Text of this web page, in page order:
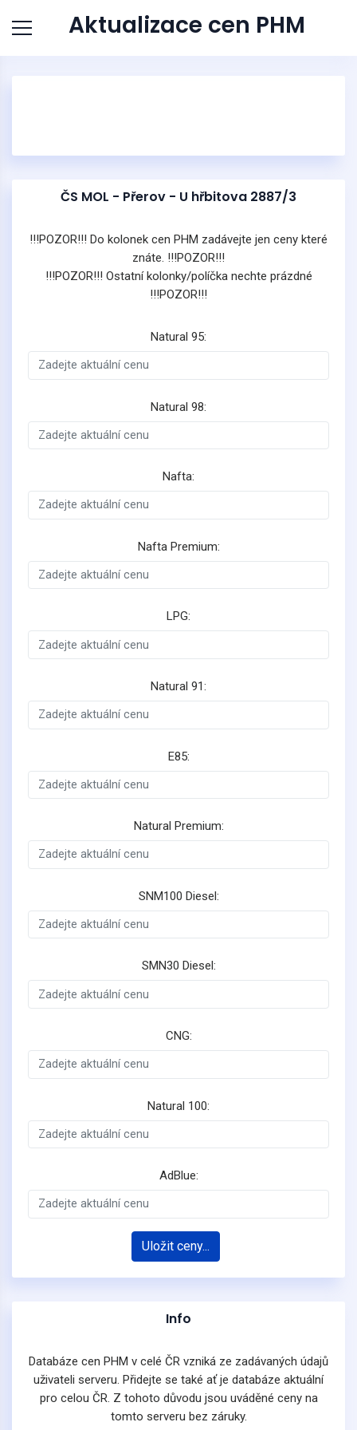
Aktualizace cen PHM
ČS MOL - Přerov - U hřbitova 2887/3
!!!POZOR!!! Do kolonek cen PHM zadávejte jen ceny které
znáte. !!!POZOR!!!
!!!POZOR!!! Ostatní kolonky/políčka nechte prázdné
!!!POZOR!!!
Natural 95:
Natural 98:
Nafta:
Nafta Premium:
LPG:
Natural 91:
E85:
Natural Premium:
SNM100 Diesel:
SMN30 Diesel:
CNG:
Natural 100:
AdBlue:
Uložit ceny...
Info
Databáze cen PHM v celé ČR vzniká ze zadávaných údajů
uživateli serveru. Přidejte se také ať je databáze aktuální
pro celou ČR. Z tohoto důvodu jsou uváděné ceny na
tomto serveru bez záruky.